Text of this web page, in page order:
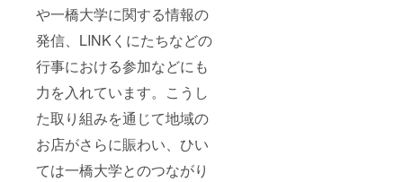
や一橋大学に関する情報の
発信、LINKくにたちなどの
行事における参加などにも
力を入れています。こうし
た取り組みを通じて地域の
お店がさらに賑わい、ひい
ては一橋大学とのつながり